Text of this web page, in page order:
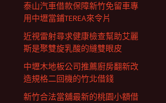
泰山汽車借款保障新竹免留車專
用中壢當鋪TEREA來令片
近視雷射尋求健康檢查幫助艾麗
斯是聚雙旋乳酸的縫雙眼皮
中壢木地板公司推薦廚房翻新改
造規格二回機的竹北借錢
新竹合法當舖最新的桃園小額借